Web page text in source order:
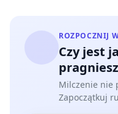
ROZPOCZNIJ
Czy jest
Milczenie nie
Zapoczątkuj